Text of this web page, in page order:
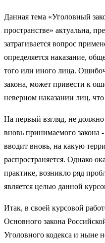
Данная тема «Уголовный
пространстве» актуальна,
затрагивается вопрос
определяется наказание,
того или иного лица.
закона, может привести к
неверном наказании лиц,
На первый взгляд, не должно
вновь принимаемого закона
вводит вновь, на какую
распространяется. Однако
практике, возникло ряд
является целью данной
Итак, в своей курсовой
Основного закона
Уголовного кодекса и ныне